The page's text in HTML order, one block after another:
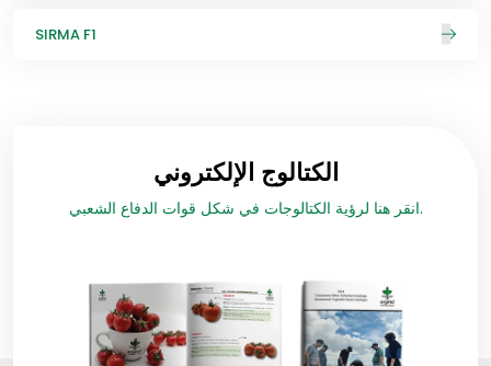
SIRMA F1
الكتالوج الإلكتروني
انقر هنا لرؤية الكتالوجات في شكل قوات الدفاع الشعبي.